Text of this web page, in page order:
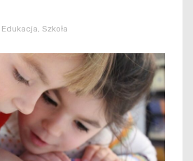
Edukacja Szkoła